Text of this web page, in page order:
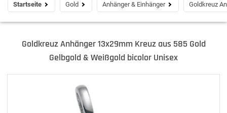
Startseite Gold Anhänger & Einhänger Goldkreuz
Goldkreuz Anhänger 13x29mm Kreuz aus 585 Gold
Gelbgold & Weißgold bicolor Unisex